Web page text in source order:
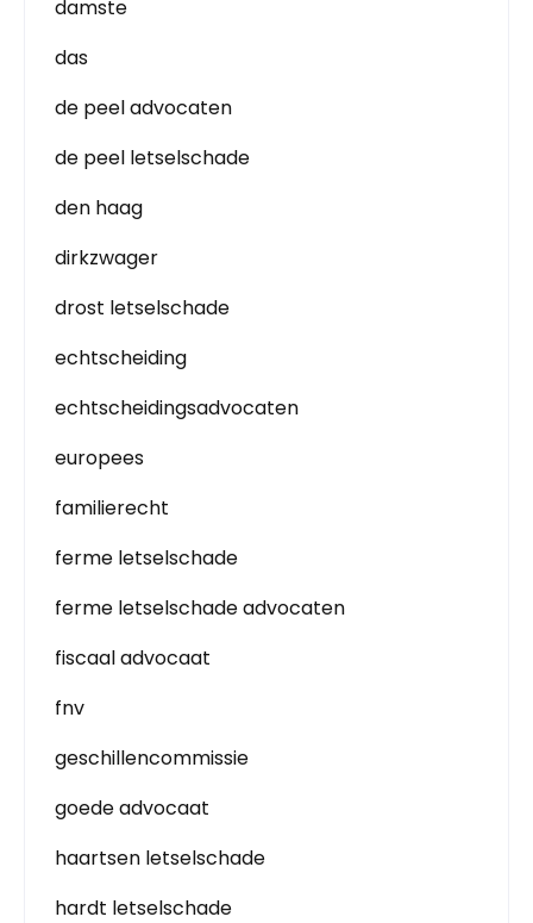
damste
das
de peel advocaten
de peel letselschade
den haag
dirkzwager
drost letselschade
echtscheiding
echtscheidingsadvocaten
europees
familierecht
ferme letselschade
ferme letselschade advocaten
fiscaal advocaat
fnv
geschillencommissie
goede advocaat
haartsen letselschade
hardt letselschade